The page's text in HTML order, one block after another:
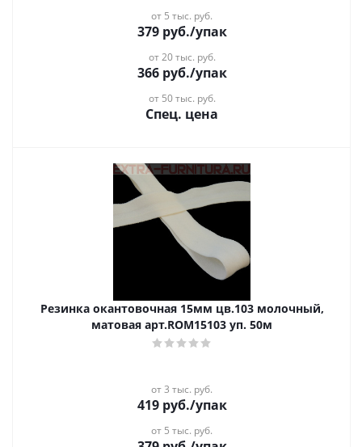
от 5 тыс. руб.
379руб./упак
от 20 тыс. руб.
366руб./упак
от 50 тыс. руб.
Спец. цена
Резинка окантовочная 15мм цв.103 молочный,
матовая арт.ROM15103 уп. 50м
от 3 тыс. руб.
419руб./упак
от 5 тыс. руб.